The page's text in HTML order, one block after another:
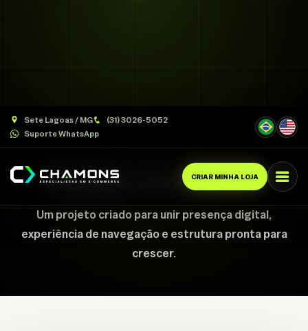
Sete Lagoas / MG
(31) 3026-5052
Suporte WhatsApp
CRIAR MINHA LOJA
Ênfase Licitações
Um projeto criado para unir presença digital,
experiência de navegação e estrutura pronta para
crescer.